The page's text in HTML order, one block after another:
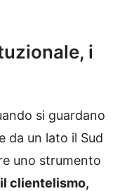
i
si guardano
da un lato il Sud
uno strumento
clientelismo,